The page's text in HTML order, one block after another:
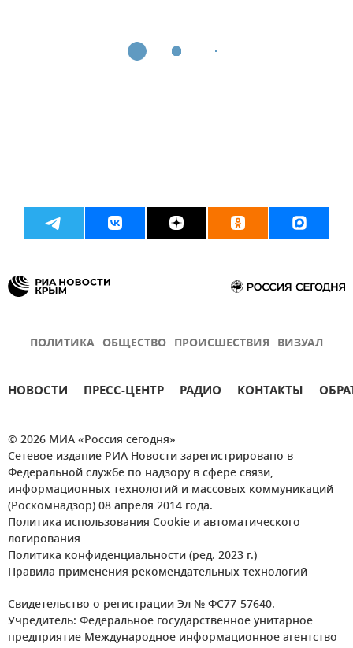
ПОЛИТИКА ОБЩЕСТВО ПРОИСШЕСТВИЯ ВИЗУАЛ
НОВОСТИ ПРЕСС-ЦЕНТР РАДИО КОНТАКТЫ
© 2026 МИА «Россия сегодня»
Сетевое издание РИА Новости зарегистрировано в
Федеральной службе по надзору в сфере связи,
информационных технологий и массовых коммуникаций
(Роскомнадзор) 08 апреля 2014 года.
Политика использования Cookie и автоматического
логирования
Политика конфиденциальности (ред. 2023 г.)
Правила применения рекомендательных технологий
Свидетельство о регистрации Эл № ФС77-57640.
Учредитель: Федеральное государственное унитарное
предприятие Международное информационное агентство